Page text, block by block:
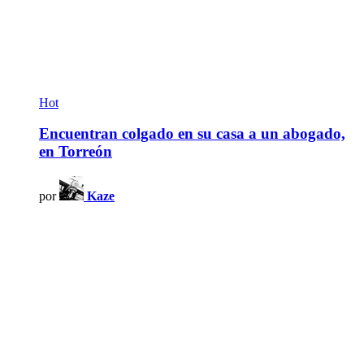
Hot
Encuentran colgado en su casa a un abogado,
en Torreón
por Kaze